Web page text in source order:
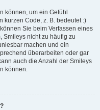
können, um ein Gefühl
kurzen Code, z. B. bedeutet :)
Sie beim Verfassen eines
Smileys nicht zu häufig zu
machen und ein
überarbeiten oder gar
auch die Anzahl der Smileys
können.